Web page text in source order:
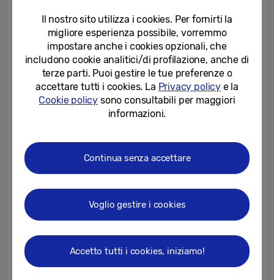
in modo sensato, materiali alternativi
realizzati con rifiuti riciclati.
“Con la crescente attenzione sul
preoccupante tema dei rifiuti oceanici,
abbiamo esaminato attentamente molte
telecomando SolarCell, modello 2023,
abbiamo scelto di utilizzare plastiche
afferma HyunJoo Kim del Mecha Solution
Lab
l’uso di queste risorse e utilizzare la plastica
riciclata in modo più deciso”.
Il nostro sito utilizza i cookies. Per fornirti la
migliore esperienza possibile, vorremmo
impostare anche i cookies opzionali, che
includono cookie analitici/di profilazione, anche di
terze parti. Puoi gestire le tue preferenze o
accettare tutti i cookies. La Privacy policye la
Cookie policy sono consultabili per maggiori
informazioni.
Continua senza accettare
Voglio gestire i cookies
Accetto tutti i cookies, iniziamo!